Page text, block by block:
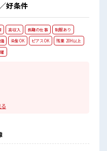
好条件
高収入 長期の仕事
制服あり
染髪OK ピアスOK
残業 20H以上
ゃいましょう↑↑